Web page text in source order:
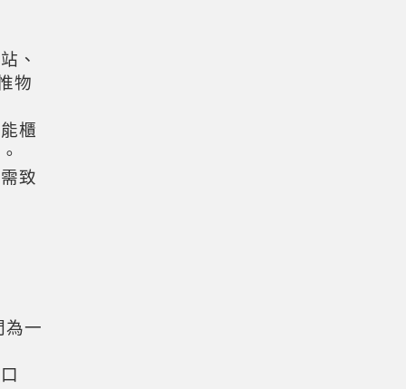
、
物
櫃
致
為一